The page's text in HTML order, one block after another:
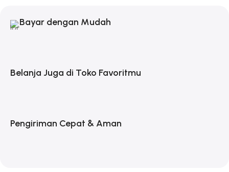
Bayar dengan Mudah
Belanja Juga di Toko Favoritmu
Pengiriman Cepat & Aman